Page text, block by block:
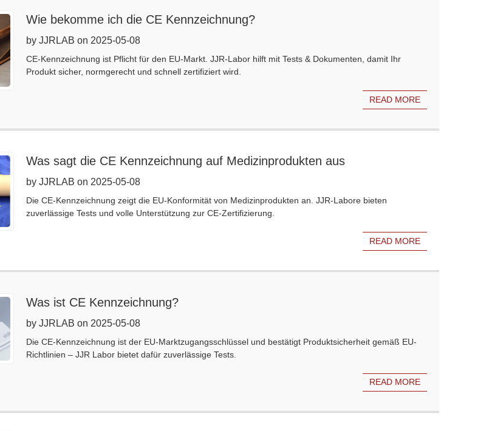
Wie bekomme ich die CE Kennzeichnung?
by JJRLAB on 2025-05-08
CE-Kennzeichnung ist Pflicht für den EU-Markt. JJR-Labor hilft mit Tests & Dokumenten, damit Ihr
Produkt sicher, normgerecht und schnell zertifiziert wird.
READ MORE
Was sagt die CE Kennzeichnung auf Medizinprodukten aus
by JJRLAB on 2025-05-08
Die CE-Kennzeichnung zeigt die EU-Konformität von Medizinprodukten an. JJR-Labore bieten
zuverlässige Tests und volle Unterstützung zur CE-Zertifizierung.
READ MORE
Was ist CE Kennzeichnung?
by JJRLAB on 2025-05-08
Die CE-Kennzeichnung ist der EU-Marktzugangsschlüssel und bestätigt Produktsicherheit gemäß EU-
Richtlinien – JJR Labor bietet dafür zuverlässige Tests.
READ MORE